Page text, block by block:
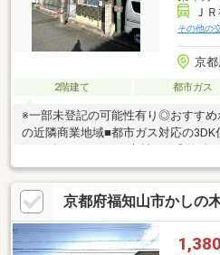
Ｊ
その他の
京
2階建て 都市ガス
※一部未登記の可能性有り◎おすす
の近隣商業地域■都市ガス対応の3DK
徒歩約6分■南陵中学校：徒歩約14分
■JR福知山駅：徒歩約13分◆ホーム
ご見学もご相談ください♪メールやお
おります！『お家探し』『ご売却』
のご相談は『アーキホームライフ不
京都府福知山市かしの
1,380